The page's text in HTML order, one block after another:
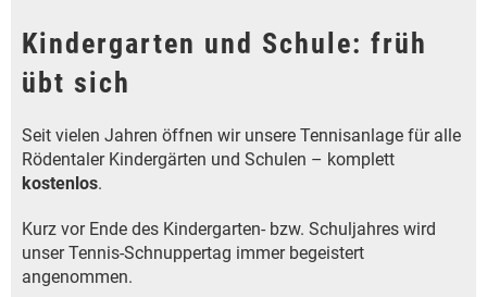
Kindergarten und Schule: früh
übt sich
Seit vielen Jahren öffnen wir unsere Tennisanlage für alle
Rödentaler Kindergärten und Schulen – komplett
kostenlos.
Kurz vor Ende des Kindergarten- bzw. Schuljahres wird
unser Tennis-Schnuppertag immer begeistert
angenommen.